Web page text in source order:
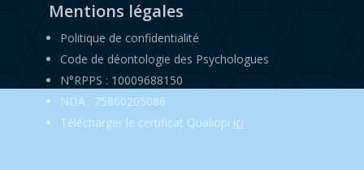
Mentions légales
Politique de confidentialité
Code de déontologie des Psychologues
N°RPPS : 10009688150
NDA : 75860205086
Télécharger le certificat Qualiopi ici